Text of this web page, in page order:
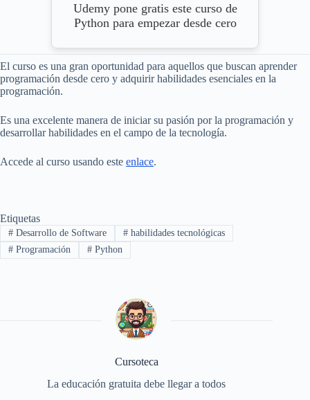
Udemy pone gratis este curso de
Python para empezar desde cero
El curso es una gran oportunidad para aquellos que buscan aprender
programación desde cero y adquirir habilidades esenciales en la
programación.
Es una excelente manera de iniciar su pasión por la programación y
desarrollar habilidades en el campo de la tecnología.
Accede al curso usando este enlace.
Etiquetas
#Desarrollo de Software #habilidades tecnológicas
#Programación #Python
Cursoteca
La educación gratuita debe llegar a todos